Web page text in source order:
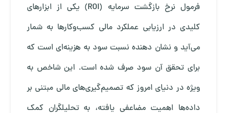
فرمول نرخ بازگشت سرمایه (ROI) یکی از ابزارهای
کلیدی در ارزیابی عملکرد مالی کسب‌وکارها به شمار
می‌آید و نشان دهنده نسبت سود به هزینه‌ای است که
برای تحقق آن سود صرف شده است. این شاخص به
ویژه در دنیای امروز که تصمیم‌گیری‌های مالی مبتنی بر
داده‌ها اهمیت مضاعفی یافته، به تحلیلگران کمک